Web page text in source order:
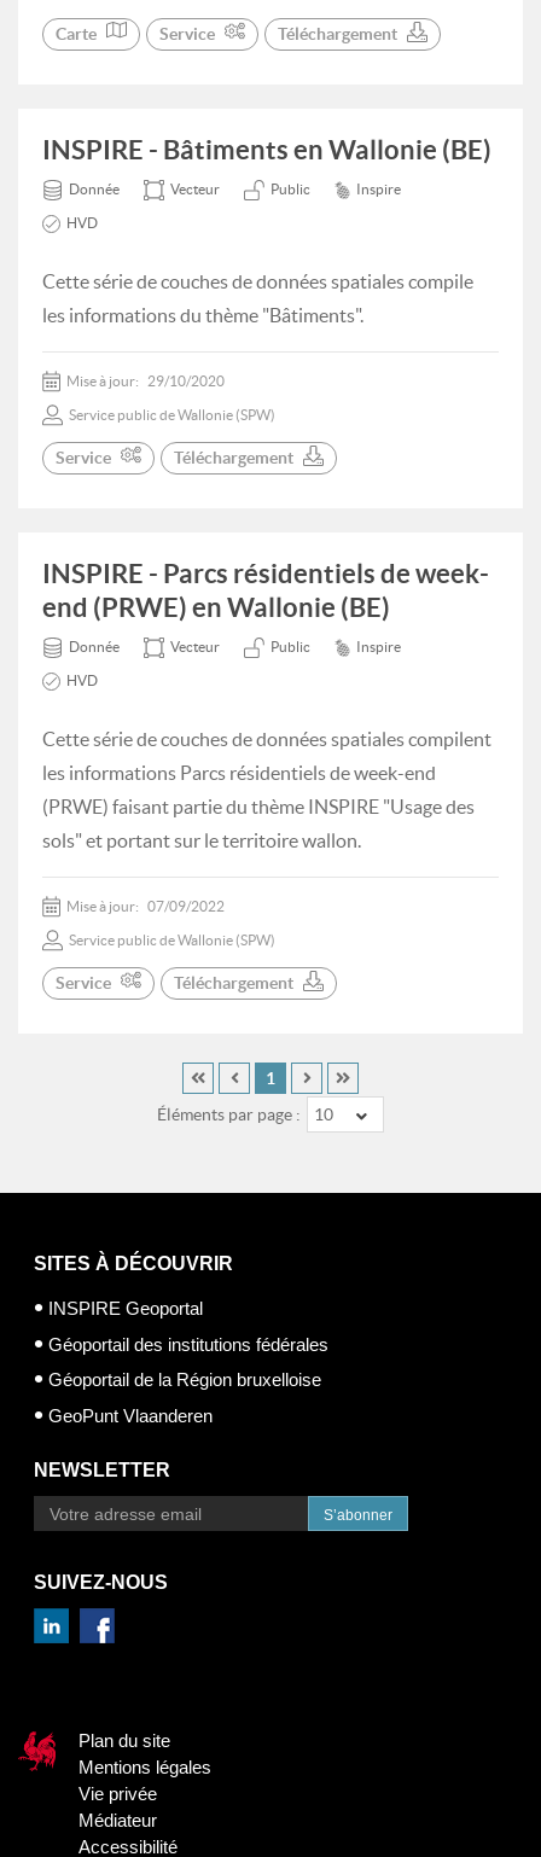
Carte Service Téléchargement
INSPIRE - Bâtiments en Wallonie (BE)
Donnée Vecteur Public Inspire
HVD
Cette série de couches de données spatiales compile
les informations du thème "Bâtiments".
Mise à jour: 29/10/2020
Service public de Wallonie (SPW)
Service Téléchargement
INSPIRE - Parcs résidentiels de week-
end (PRWE) en Wallonie (BE)
Donnée Vecteur Public Inspire
HVD
Cette série de couches de données spatiales compilent
les informations Parcs résidentiels de week-end
(PRWE) faisant partie du thème INSPIRE "Usage des
sols" et portant sur le territoire wallon.
Mise à jour: 07/09/2022
Service public de Wallonie (SPW)
Service Téléchargement
Éléments par page : 10
1
SITES À DÉCOUVRIR
INSPIRE Geoportal
Géoportail des institutions fédérales
Géoportail de la Région bruxelloise
GeoPunt Vlaanderen
NEWSLETTER
S’abonner
SUIVEZ-NOUS
Plan du site
Mentions légales
Vie privée
Médiateur
Accessibilité